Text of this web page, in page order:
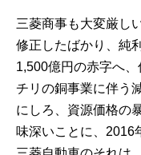
三菱商事も大変厳し
修正したばかり、純
1,500億円の赤字へ
チリの銅事業に伴う
にしろ、資源価格の
味深いことに、2016